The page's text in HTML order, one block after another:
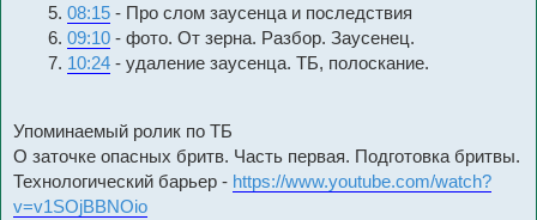
08:15 - Про слом заусенца и последствия
09:10 - фото. От зерна. Разбор. Заусенец.
10:24 - удаление заусенца. ТБ, полоскание.
Упоминаемый ролик по ТБ
О заточке опасных бритв. Часть первая. Подготовка бритвы.
Технологический барьер - https://www.youtube.com/watch?
v=v1SOjBBNOio